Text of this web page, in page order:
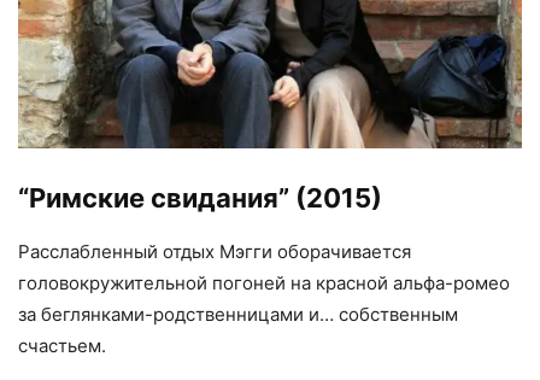
“Римские свидания” (2015)
Расслабленный отдых Мэгги оборачивается
головокружительной погоней на красной альфа-ромео
за беглянками-родственницами и… собственным
счастьем.